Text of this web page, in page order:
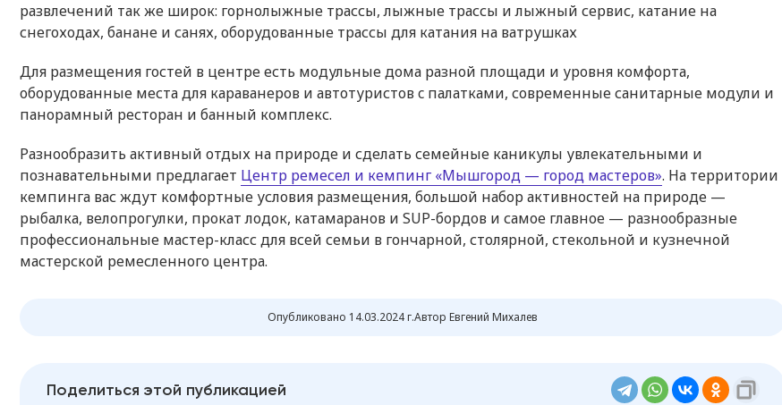
развлечений так же широк: горнолыжные трассы, лыжные трассы и лыжный сервис, катание на
снегоходах, банане и санях, оборудованные трассы для катания на ватрушках
Для размещения гостей в центре есть модульные дома разной площади и уровня комфорта,
оборудованные места для караванеров и автотуристов c палатками, современные санитарные модули и
панорамный ресторан и банный комплекс.
Разнообразить активный отдых на природе и сделать семейные каникулы увлекательными и
познавательными предлагает Центр ремесел и кемпинг «Мышгород — город мастеров». На территории
кемпинга вас ждут комфортные условия размещения, большой набор активностей на природе —
рыбалка, велопрогулки, прокат лодок, катамаранов и SUP-бордов и самое главное — разнообразные
профессиональные мастер-класс для всей семьи в гончарной, столярной, стекольной и кузнечной
мастерской ремесленного центра.
Опубликовано 14.03.2024 г.Автор Евгений Михалев
Поделиться этой публикацией